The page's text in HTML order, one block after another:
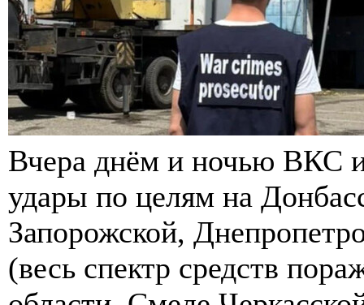
Вчера днём и ночью ВКС
удары по целям на
Запорожской,
(весь спектр средств